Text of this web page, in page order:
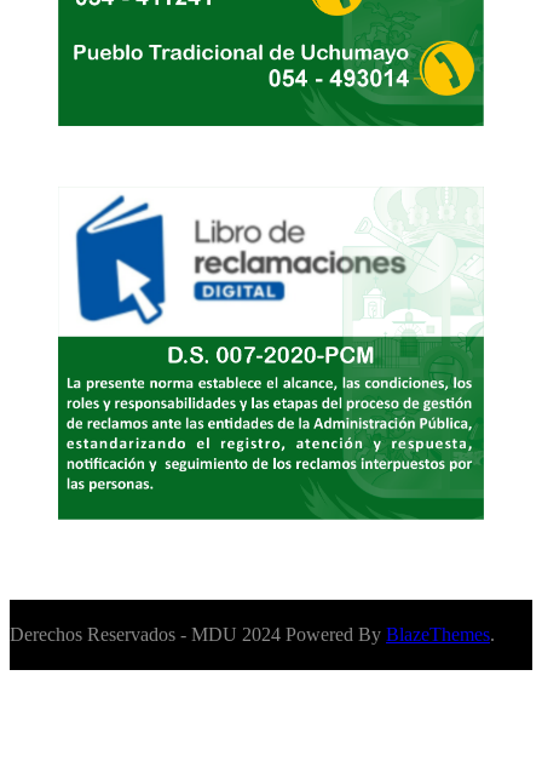
Derechos Reservados - MDU 2024 Powered By BlazeThemes.